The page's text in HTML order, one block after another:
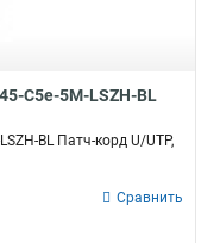
C5e-5M-LSZH-BL
BL Патч-корд U/UTP,
Сравнить